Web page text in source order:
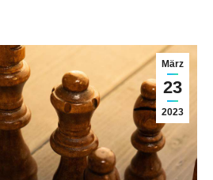
März
23
2023